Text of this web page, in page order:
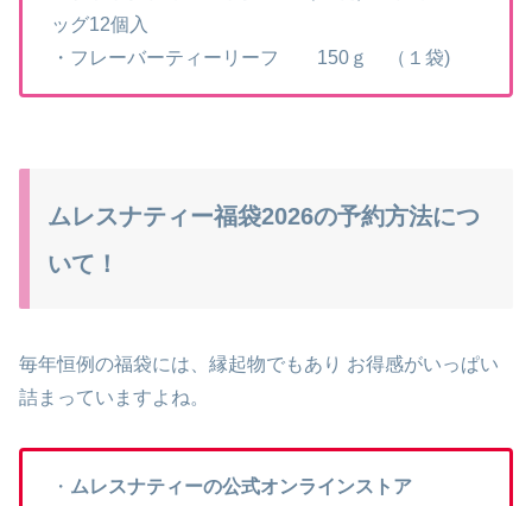
ッグ12個入
・フレーバーティーリーフ 150ｇ （１袋)
ムレスナティー福袋2026の予約方法につ
いて！
毎年恒例の福袋には、縁起物でもあり お得感がいっぱい
詰まっていますよね。
・ ムレスナティーの公式オンラインストア